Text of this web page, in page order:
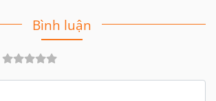
Bình luận